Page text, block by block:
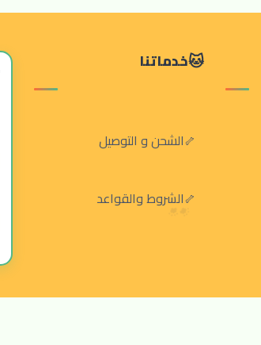
خدماتنا
الشحن و التوصيل
الشروط والقواعد